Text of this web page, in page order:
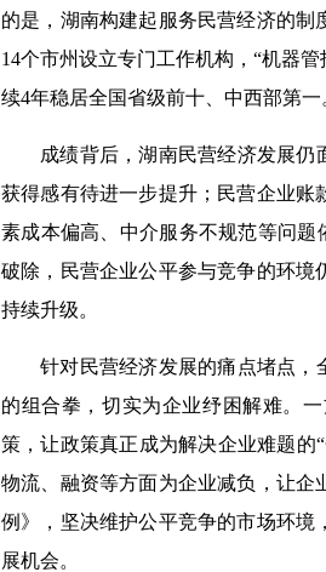
的是，湖南构建起服务民营经济的制
14个市州设立专门工作机构，“机器
续4年稳居全国省级前十、中西部第一
成绩背后，湖南民营经济发展仍
获得感有待进一步提升；民营企业账
素成本偏高、中介服务不规范等问题
破除，民营企业公平参与竞争的环境
持续升级。
针对民营经济发展的痛点堵点，
的组合拳，切实为企业纾困解难。
策，让政策真正成为解决企业难题的
物流、融资等方面为企业减负，让企
例》，坚决维护公平竞争的市场环境
展机会。